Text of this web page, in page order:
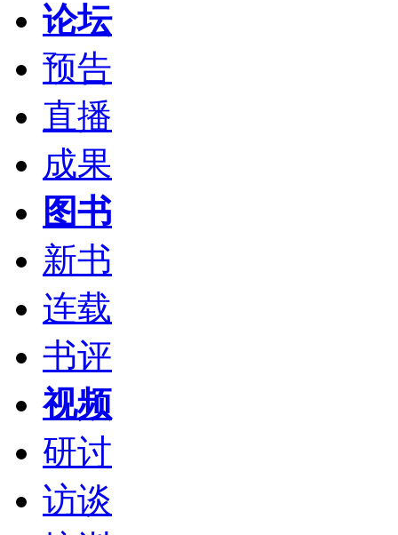
论坛
预告
直播
成果
图书
新书
连载
书评
视频
研讨
访谈